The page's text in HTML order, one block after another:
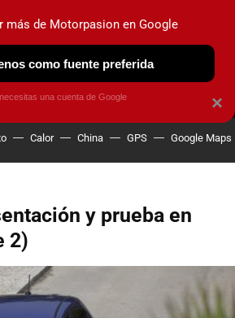
NUEVO
ELÉCTRICOS OBSERVATORIO
Calor China GPS Google Maps
y prueba en
2)
×
más de Motorpasion en Google
como fuente preferida
una cuenta de Google